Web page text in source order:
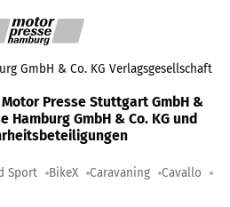
GmbH & Co. KG Verlagsgesellschaft
Presse Stuttgart GmbH &
Hamburg GmbH & Co. KG und
Sport BikeX Caravaning Cavallo